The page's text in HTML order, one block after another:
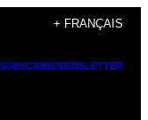
+ FRANÇAIS
SUBSCRIBENEWSLETTER